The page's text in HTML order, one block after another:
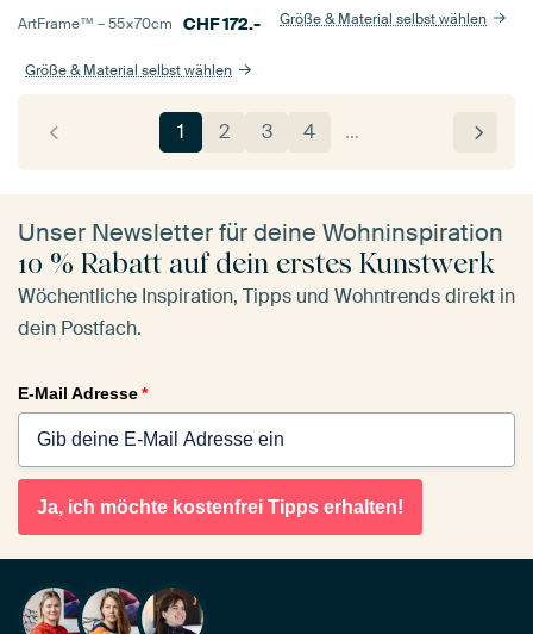
ArtFrame™ –55×70cm CHF172.-
Größe & Material selbst wählen
Größe & Material selbst wählen
1 2 3 4 …
Unser Newsletter für deine Wohninspiration
10 % Rabatt auf dein erstes Kunstwerk
Wöchentliche Inspiration, Tipps und Wohntrends direkt in
dein Postfach.
E-Mail Adresse*
Ja, ich möchte kostenfrei Tipps erhalten!